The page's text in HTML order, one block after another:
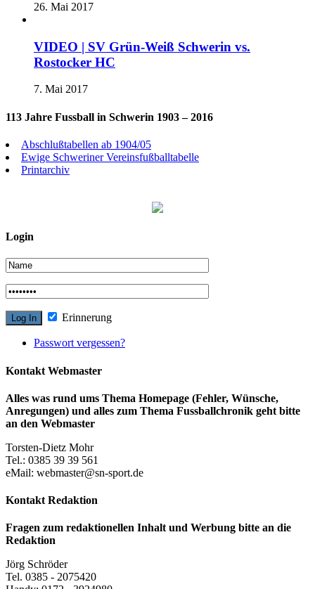
26. Mai 2017
VIDEO | SV Grün-Weiß Schwerin vs.
Rostocker HC
7. Mai 2017
113 Jahre Fussball in Schwerin 1903 – 2016
Abschlußtabellen ab 1904/05
Ewige Schweriner Vereinsfußballtabelle
Printarchiv
Login
Erinnerung
Passwort vergessen?
Kontakt Webmaster
Alles was rund ums Thema Homepage (Fehler, Wünsche,
Anregungen) und alles zum Thema Fussballchronik geht bitte
an den Webmaster
Torsten-Dietz Mohr
Tel.: 0385 39 39 561
eMail: webmaster@sn-sport.de
Kontakt Redaktion
Fragen zum redaktionellen Inhalt und Werbung bitte an die
Redaktion
Jörg Schröder
Tel. 0385 - 2075420